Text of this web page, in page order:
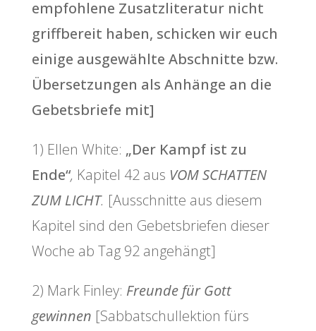
empfohlene Zusatzliteratur nicht
griffbereit haben, schicken wir euch
einige ausgewählte Abschnitte bzw.
Übersetzungen als Anhänge an die
Gebetsbriefe mit]
1) Ellen White: „Der Kampf ist zu
Ende“, Kapitel 42 aus VOM SCHATTEN
ZUM LICHT. [Ausschnitte aus diesem
Kapitel sind den Gebetsbriefen dieser
Woche ab Tag 92 angehängt]
2) Mark Finley: Freunde für Gott
gewinnen [Sabbatschullektion fürs